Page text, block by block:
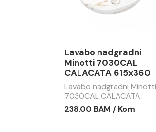
Lavabo nadgradni
Minotti 7030CAL
CALACATA 615x360
Lavabo nadgradni Minotti
7030CAL CALACATA
615x360
238.00 BAM / Kom